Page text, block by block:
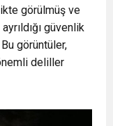
görülmüş ve
güvenlik
görüntüler,
deliller